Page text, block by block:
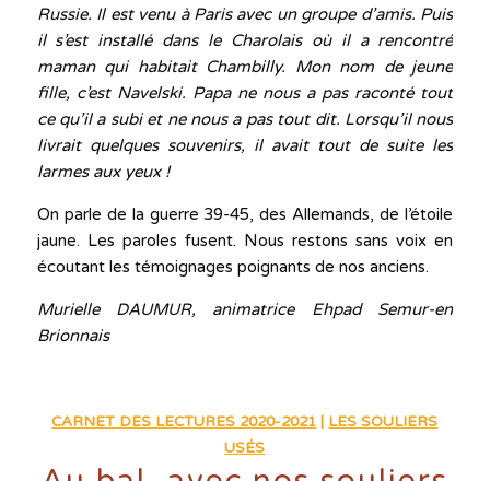
Russie. Il est venu à Paris avec un groupe d’amis. Puis
il s’est installé dans le Charolais où il a rencontré
maman qui habitait Chambilly. Mon nom de jeune
fille, c’est Navelski. Papa ne nous a pas raconté tout
ce qu’il a subi et ne nous a pas tout dit. Lorsqu’il nous
livrait quelques souvenirs, il avait tout de suite les
larmes aux yeux !
On parle de la guerre 39-45, des Allemands, de l’étoile
jaune. Les paroles fusent. Nous restons sans voix en
écoutant les témoignages poignants de nos anciens.
Murielle DAUMUR, animatrice Ehpad Semur-en
Brionnais
CARNET DES LECTURES 2020-2021
LES SOULIERS
USÉS